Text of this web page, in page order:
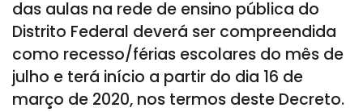
das aulas na rede de ensino pública do
Distrito Federal deverá ser compreendida
como recesso/férias escolares do mês de
julho e terá início a partir do dia 16 de
março de 2020, nos termos deste Decreto.